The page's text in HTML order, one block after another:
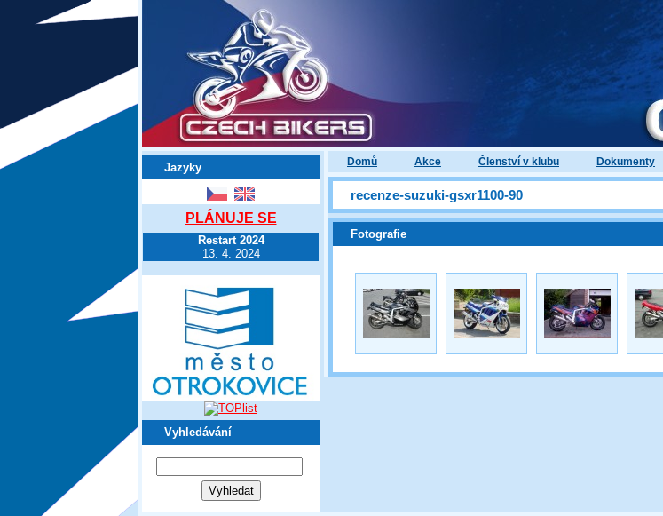
Domů Akce Členství v klubu Dokumenty
Jazyky
PLÁNUJE SE
Restart 2024
13. 4. 2024
Vyhledávání
recenze-suzuki-gsxr1100-90
Fotografie